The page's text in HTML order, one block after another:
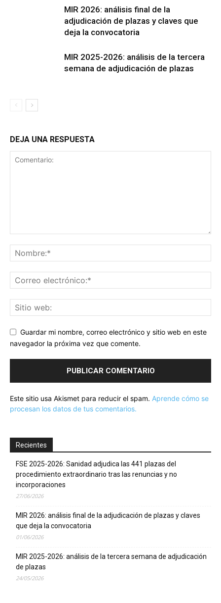
MIR 2026: análisis final de la
adjudicación de plazas y claves que
deja la convocatoria
MIR 2025-2026: análisis de la tercera
semana de adjudicación de plazas
DEJA UNA RESPUESTA
Guardar mi nombre, correo electrónico y sitio web en este
navegador la próxima vez que comente.
Este sitio usa Akismet para reducir el spam. Aprende cómo se
procesan los datos de tus comentarios.
Recientes
FSE 2025-2026: Sanidad adjudica las 441 plazas del
procedimiento extraordinario tras las renuncias y no
incorporaciones
27/06/2026
MIR 2026: análisis final de la adjudicación de plazas y claves
que deja la convocatoria
01/06/2026
MIR 2025-2026: análisis de la tercera semana de adjudicación
de plazas
24/05/2026